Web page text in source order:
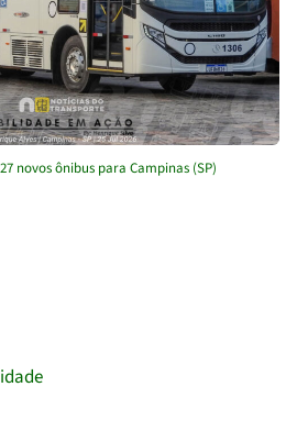
novos ônibus para Campinas (SP)